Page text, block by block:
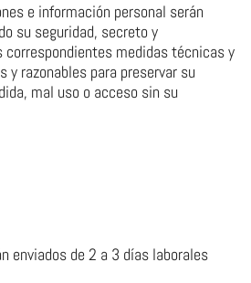
e información personal serán
su seguridad, secreto y
correspondientes medidas técnicas y
y razonables para preservar su
mal uso o acceso sin su
enviados de 2 a 3 días laborales